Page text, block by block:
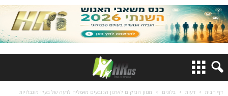
דף הבית דעות בלוגים מגוון הנזקים לארגון הנובעים מאפליה לרעה של בעלי מוגבלויות